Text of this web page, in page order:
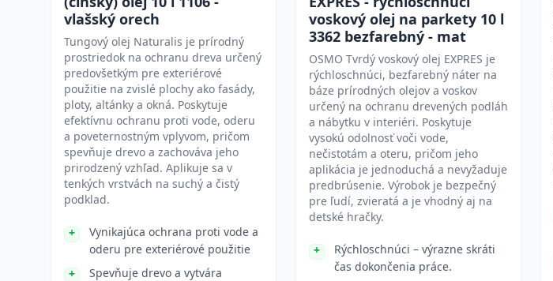
vlašský orech
Tungový olej Naturalis je prírodný
prostriedok na ochranu dreva určený
predovšetkým pre exteriérové
použitie na zvislé plochy ako fasády,
ploty, altánky a okná. Poskytuje
efektívnu ochranu proti vode, oderu
a poveternostným vplyvom, pričom
spevňuje drevo a zachováva jeho
prirodzený vzhľad. Aplikuje sa v
tenkých vrstvách na suchý a čistý
podklad.
Vynikajúca ochrana proti vode a
oderu pre exteriérové použitie
Spevňuje drevo a vytvára
voskový olej na parkety 10 l
3362 bezfarebný - mat
OSMO Tvrdý voskový olej EXPRES je
rýchloschnúci, bezfarebný náter na
báze prírodných olejov a voskov
určený na ochranu drevených podláh
a nábytku v interiéri. Poskytuje
vysokú odolnosť voči vode,
nečistotám a oteru, pričom jeho
aplikácia je jednoduchá a nevyžaduje
predbrúsenie. Výrobok je bezpečný
pre ľudí, zvieratá a je vhodný aj na
detské hračky.
Rýchloschnúci – výrazne skráti
čas dokončenia práce.